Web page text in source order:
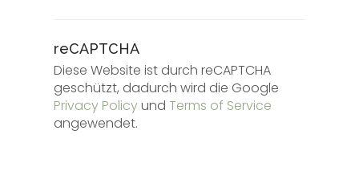
reCAPTCHA
Diese Website ist durch reCAPTCHA
geschützt, dadurch wird die Google
Privacy PolicyundTerms of Service
angewendet.